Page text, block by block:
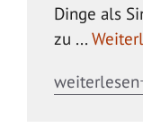
Dinge als
zu ...
weiterlesen